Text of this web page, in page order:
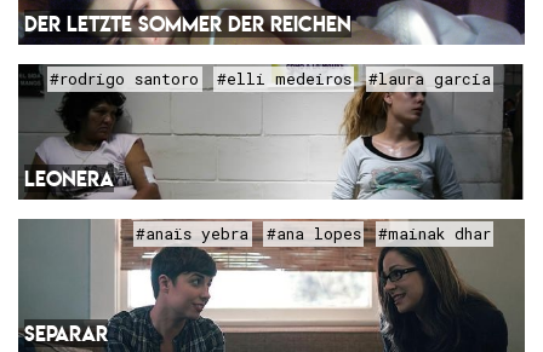
DER LETZTE SOMMER DER REICHEN
#rodrigo santoro #elli medeiros #laura garcía
LEONERA
#anaïs yebra #ana lopes #mainak dhar
SEPARAR